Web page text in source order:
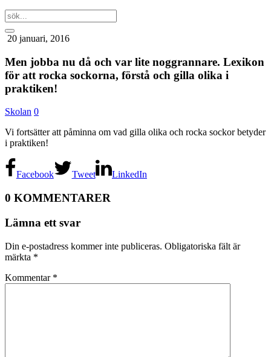
20 januari, 2016
Men jobba nu då och var lite noggrannare. Lexikon
för att rocka sockorna, förstå och gilla olika i
praktiken!
Skolan 0
Vi fortsätter att påminna om vad gilla olika och rocka sockor betyder
i praktiken!
Facebook Tweet LinkedIn
0 KOMMENTARER
Lämna ett svar
Din e-postadress kommer inte publiceras. Obligatoriska fält är
märkta *
Kommentar *